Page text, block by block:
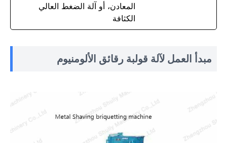
المعادن، أو آلة الضغط العالي
الكثافة
مبدأ العمل لآلة قولبة رقائق الألومنيوم